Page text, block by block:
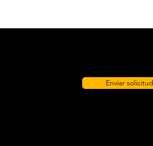
Enviar solicitud